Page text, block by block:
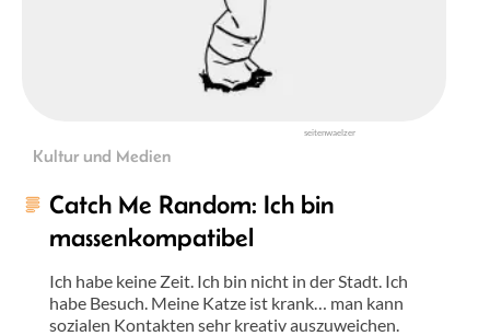
ÜBER UNS
seitenwaelzer
Kultur und Medien
Catch Me Random: Ich bin
massenkompatibel
Ich habe keine Zeit. Ich bin nicht in der Stadt. Ich
habe Besuch. Meine Katze ist krank… man kann
sozialen Kontakten sehr kreativ auszuweichen.